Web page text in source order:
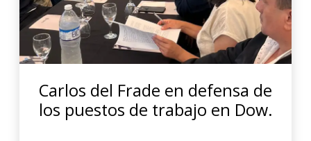
Carlos del Frade en defensa de
los puestos de trabajo en Dow.